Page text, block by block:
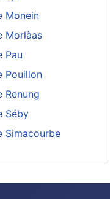
Monein
Morlàas
Pau
Pouillon
Renung
Séby
Simacourbe